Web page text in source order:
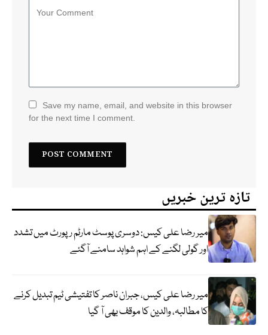
Save my name, email, and website in this browser
for the next time I comment.
تازہ ترین خبریں
میر رضا علی کیس: دوسری پوسٹ مارٹم رپورٹ میں تشدد
اور گولی لگنے کے اہم شواہد سامنے آگئے
میر رضا علی کیس، جبران ناصر کا تفتیشی ٹیم تبدیل کرنے
کا مطالبہ، والدین کا موقف بھی آ گیا